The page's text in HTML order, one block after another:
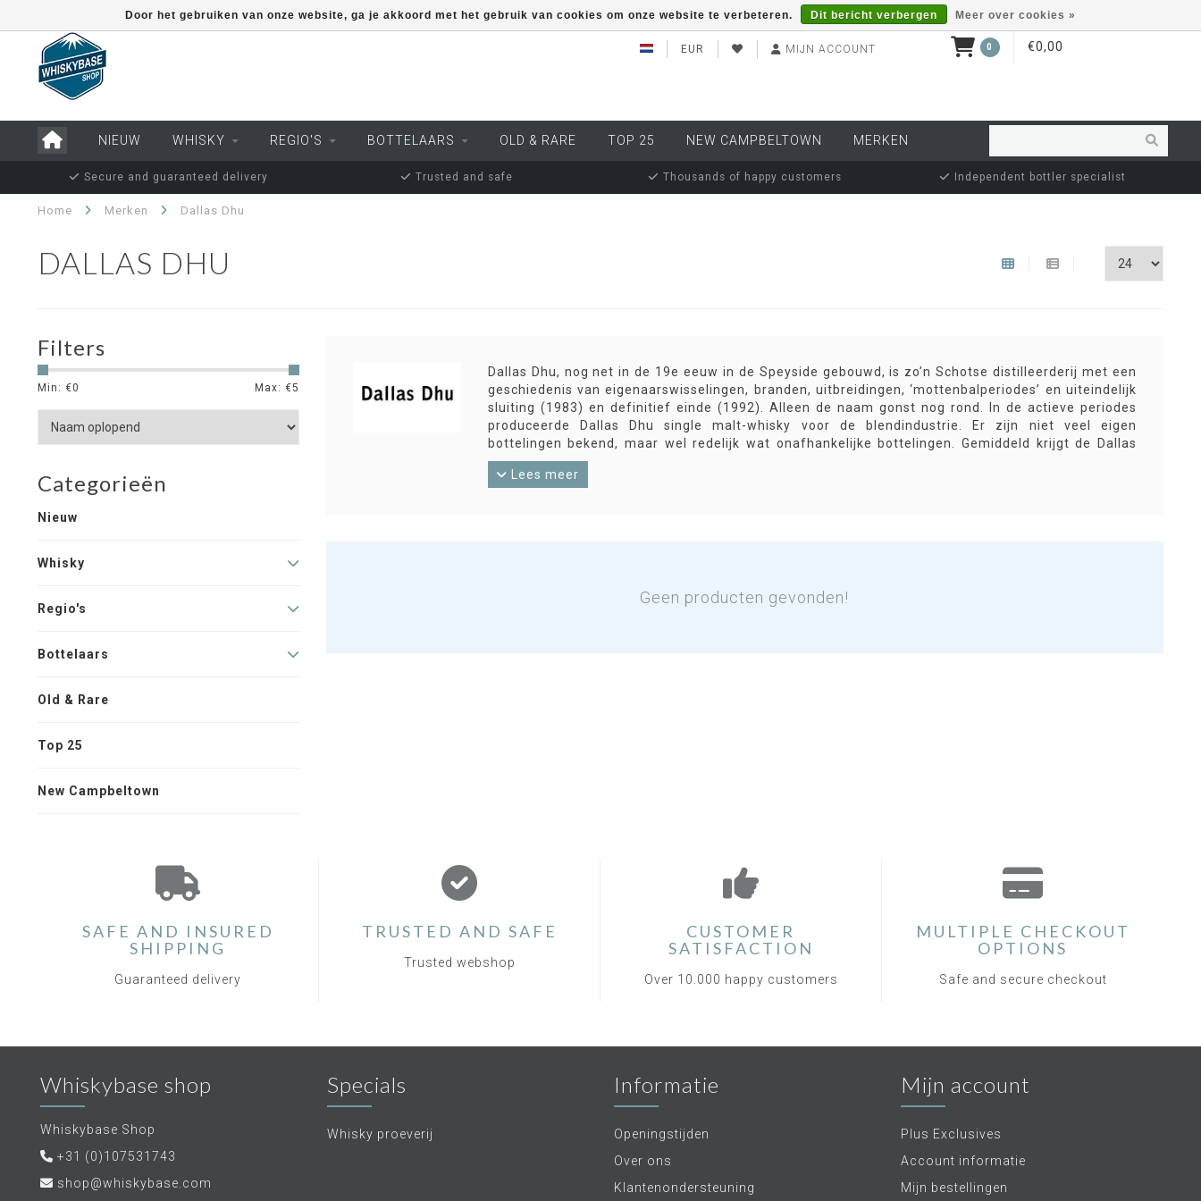
EUR MIJN ACCOUNT 0 €0,00
NIEUW WHISKY REGIO'S BOTTELAARS OLD & RARE TOP 25 NEW CAMPBELTOWN MERKEN
Secure and guaranteed delivery Trusted and safe Thousands of happy customers Independent bottler specialist
Home Merken Dallas Dhu
DALLAS DHU
Filters
Min: €0 Max: €5
Categorieën
Nieuw
Whisky
Regio's
Bottelaars
Old & Rare
Top 25
New Campbeltown
Dallas Dhu, nog net in de 19e eeuw in de Speyside gebouwd, is zo’n Schotse distilleerderij met een
geschiedenis van eigenaarswisselingen, branden, uitbreidingen, ‘mottenbalperiodes’ en uiteindelijk
sluiting (1983) en definitief einde (1992). Alleen de naam gonst nog rond. In de actieve periodes
produceerde Dallas Dhu single malt-whisky voor de blendindustrie. Er zijn niet veel eigen
bottelingen bekend, maar wel redelijk wat onafhankelijke bottelingen. Gemiddeld krijgt de Dallas
Dhu-whisky een hoog cijfer. Na 2010 zijn er vrijwel geen bottelingen meer uitgekomen.
Lees meer
Geen producten gevonden!
Door het gebruiken van onze website, ga je akkoord met het gebruik van cookies om onze website te verbeteren. Dit bericht verbergen Meer over cookies »
SAFE AND INSURED
SHIPPING
Guaranteed delivery
TRUSTED AND SAFE
Trusted webshop
CUSTOMER
SATISFACTION
Over 10.000 happy customers
MULTIPLE CHECKOUT
OPTIONS
Safe and secure checkout
Whiskybase shop
Whiskybase Shop
+31 (0)107531743
shop@whiskybase.com
Specials
Whisky proeverij
Informatie
Openingstijden
Over ons
Klantenondersteuning
Mijn account
Plus Exclusives
Account informatie
Mijn bestellingen